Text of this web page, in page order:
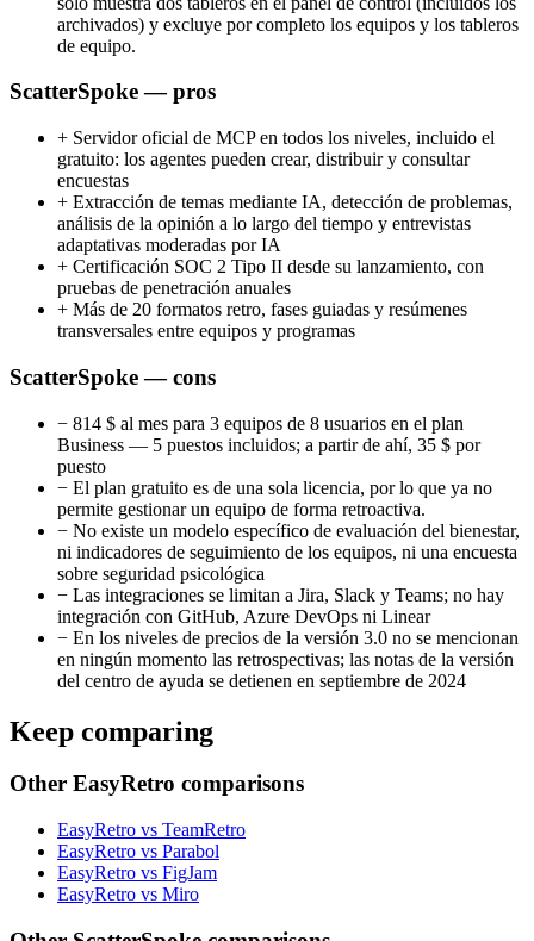
archivados) y excluye por completo los equipos y los tableros
de equipo.
ScatterSpoke — pros
+ Servidor oficial de MCP en todos los niveles, incluido el
gratuito: los agentes pueden crear, distribuir y consultar
encuestas
+ Extracción de temas mediante IA, detección de problemas,
análisis de la opinión a lo largo del tiempo y entrevistas
adaptativas moderadas por IA
+ Certificación SOC 2 Tipo II desde su lanzamiento, con
pruebas de penetración anuales
+ Más de 20 formatos retro, fases guiadas y resúmenes
transversales entre equipos y programas
ScatterSpoke — cons
− 814 $ al mes para 3 equipos de 8 usuarios en el plan
Business — 5 puestos incluidos; a partir de ahí, 35 $ por
puesto
− El plan gratuito es de una sola licencia, por lo que ya no
permite gestionar un equipo de forma retroactiva.
− No existe un modelo específico de evaluación del bienestar,
ni indicadores de seguimiento de los equipos, ni una encuesta
sobre seguridad psicológica
− Las integraciones se limitan a Jira, Slack y Teams; no hay
integración con GitHub, Azure DevOps ni Linear
− En los niveles de precios de la versión 3.0 no se mencionan
en ningún momento las retrospectivas; las notas de la versión
del centro de ayuda se detienen en septiembre de 2024
Keep comparing
Other EasyRetro comparisons
EasyRetro vs TeamRetro
EasyRetro vs Parabol
EasyRetro vs FigJam
EasyRetro vs Miro